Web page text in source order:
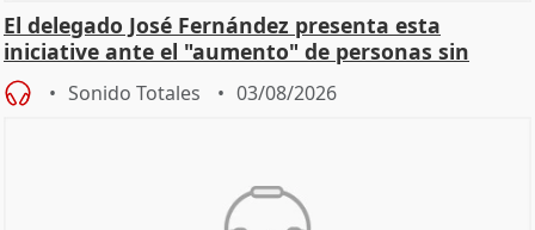
El delegado José Fernández presenta esta
iniciative ante el "aumento" de personas sin
hogar en Madri
Sonido Totales 03/08/2026